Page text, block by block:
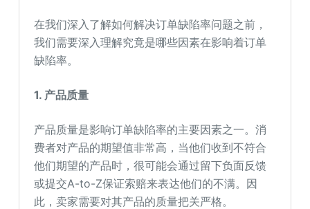
在我们深入了解如何解决订单缺陷率问题之前，
我们需要深入理解究竟是哪些因素在影响着订单
缺陷率。
1. 产品质量
产品质量是影响订单缺陷率的主要因素之一。消
费者对产品的期望值非常高，当他们收到不符合
他们期望的产品时，很可能会通过留下负面反馈
或提交A-to-Z保证索赔来表达他们的不满。因
此，卖家需要对其产品的质量把关严格。